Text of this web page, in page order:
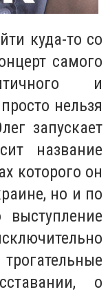
куда-то со
самого
и
нельзя
запускает
название
которого он
но и по
о